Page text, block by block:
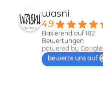
wasni
4.9
Basierend auf 182
Bewertungen
powered byGoogle
bewerte uns auf